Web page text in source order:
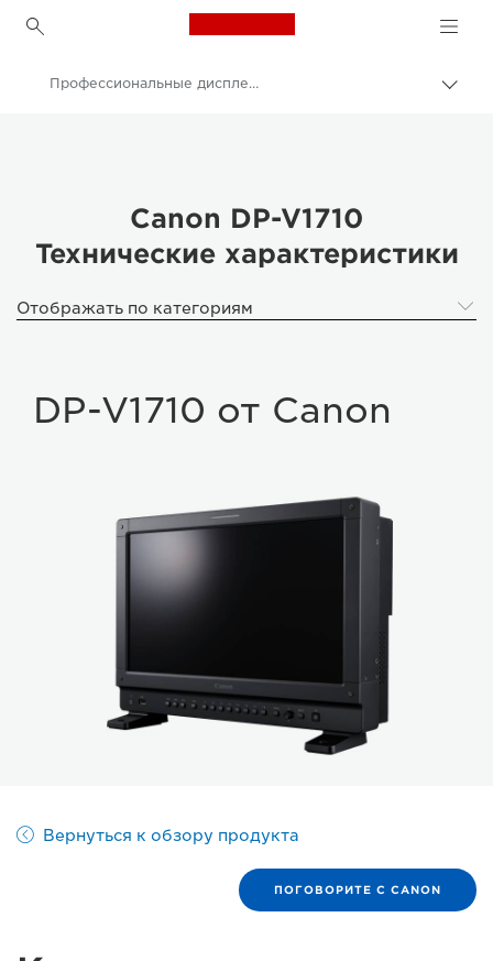
Canon Logo, back to
DP-V1710 от Canon
Профессиональные дисплеи - 030 DP-V1710
Canon DP-V1710
Технические характеристики
Отображать по категориям
DP-V1710 от Canon
Вернуться к обзору продукта
ПОГОВОРИТЕ С CANON